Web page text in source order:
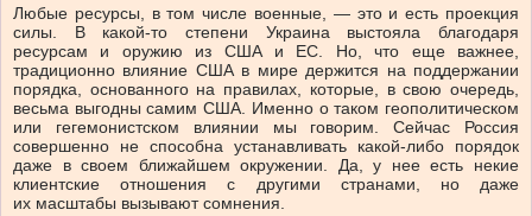
Любые ресурсы, в том числе военные, — это и есть проекция
силы. В какой-то степени Украина выстояла благодаря
ресурсам и оружию из США и ЕС. Но, что еще важнее,
традиционно влияние США в мире держится на поддержании
порядка, основанного на правилах, которые, в свою очередь,
весьма выгодны самим США. Именно о таком геополитическом
или гегемонистском влиянии мы говорим. Сейчас Россия
совершенно не способна устанавливать какой-либо порядок
даже в своем ближайшем окружении. Да, у нее есть некие
клиентские отношения с другими странами, но даже
их масштабы вызывают сомнения.